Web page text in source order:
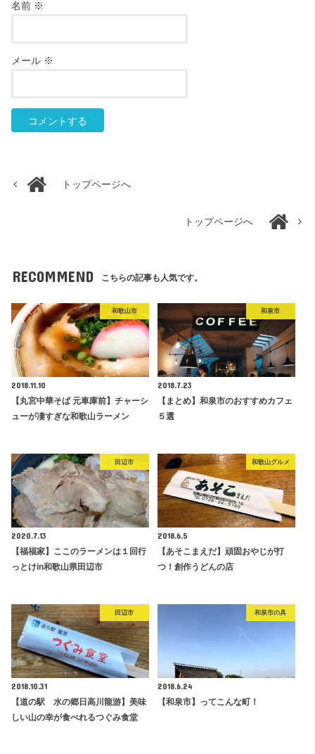
名前 ※
メール ※
トップページへ
トップページへ
RECOMMEND こちらの記事も人気です。
和歌山市
2018.11.10
【丸宮中華そば 元車庫前】チャーシ
ューが凄すぎな和歌山ラーメン
和泉市
2018.7.23
【まとめ】和泉市のおすすめカフェ
５選
田辺市
2020.7.13
【福福家】ここのラーメンは１回行
っとけin和歌山県田辺市
和歌山グルメ
2018.6.5
【あそこまえだ】頑固おやじが打
つ！創作うどんの店
田辺市
2018.10.31
【道の駅 水の郷日高川龍游】美味
しい山の幸が食べれるつぐみ食堂
和泉市の具
2018.6.24
【和泉市】ってこんな町！